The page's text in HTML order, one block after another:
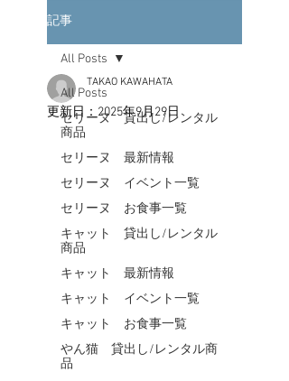
記事
All Posts
セリーヌ 貸出し/レンタル
商品
セリーヌ 最新情報
セリーヌ イベント一覧
セリーヌ お食事一覧
キャット 貸出し/レンタル
商品
キャット 最新情報
キャット イベント一覧
キャット お食事一覧
やん猫 貸出し/レンタル商
品
All Posts
TAKAO KAWAHATA
更新日： 2025年9月29日